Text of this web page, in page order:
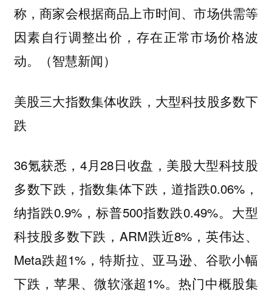
称，商家会根据商品上市时间、市场供需等
因素自行调整出价，存在正常市场价格波
动。（智慧新闻）
美股三大指数集体收跌，大型科技股多数下
跌
36氪获悉，4月28日收盘，美股大型科技股
多数下跌，指数集体下跌，道指跌0.06%，
纳指跌0.9%，标普500指数跌0.49%。大型
科技股多数下跌，ARM跌近8%，英伟达、
Meta跌超1%，特斯拉、亚马逊、谷歌小幅
下跌，苹果、微软涨超1%。热门中概股集